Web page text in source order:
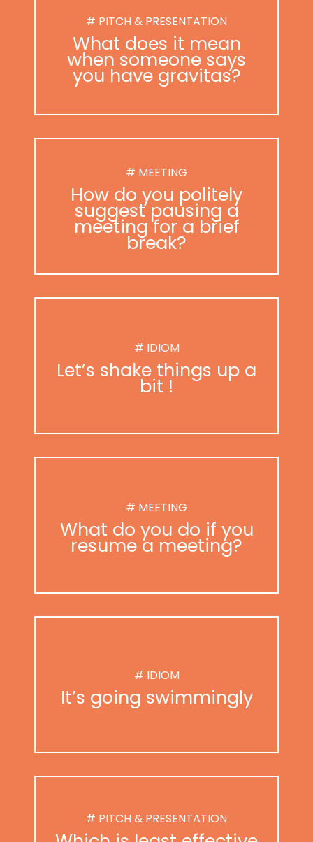
# PITCH & PRESENTATION
What does it mean
when someone says
you have gravitas?
# MEETING
How do you politely
suggest pausing a
meeting for a brief
break?
# IDIOM
Let’s shake things up a
bit !
# MEETING
What do you do if you
resume a meeting?
# IDIOM
It’s going swimmingly
# PITCH & PRESENTATION